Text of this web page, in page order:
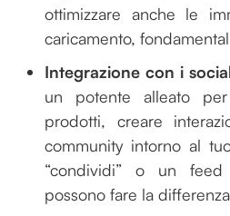
ottimizzare anche le
caricamento,
Integrazione con i
un potente alleato
prodotti, creare
community intorno al
“condividi” o un feed
possono fare la